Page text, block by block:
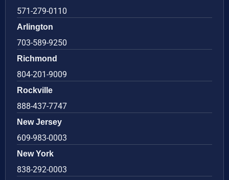
571-279-0110
Arlington
703-589-9250
Richmond
804-201-9009
Rockville
888-437-7747
New Jersey
609-983-0003
New York
838-292-0003